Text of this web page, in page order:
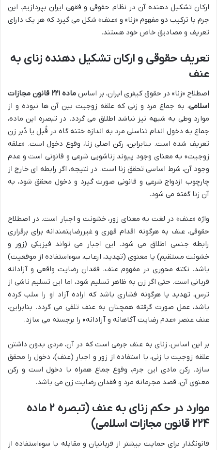
ارکان تشکیل دهنده آن در نظام حقوقی و فقهی ایران بپردازیم. این
جرم با ترکیب دو مفهوم «زنا» و «عنف» شکل می گیرد که هر یک دارای
تعریف و مصادیق خاص خود هستند.
تعریف حقوقی و ارکان تشکیل دهنده زنای به
عنف
اصطلاح «زنا» در حقوق کیفری ایران، بر اساس
ماده ۲۲۱ قانون مجازات
اسلامی، به جماع مرد و زنی که علقه زوجیت بین آن ها نبوده و از
موارد وطی به شبهه نیز نباشد اطلاق می گردد. در تبصره این ماده،
جماع به دخول اندام تناسلی مرد به اندازه ختنه گاه در قُبل یا دُبر زن
تعریف شده است. بنابراین، رکن اصلی زنا، وقوع دخول است. «علقه
زوجیت» به معنای وجود پیوند زناشویی شرعی و قانونی است و عدم
وجود آن، شرط اساسی تحقق زنا است. در نتیجه، اگر رابطه ای خارج از
چارچوب ازدواج شرعی و قانونی صورت گیرد و دخول محقق شود، به
آن زنا گفته می شود.
واژه «عنف» در لغت به معنای زور، خشونت و اجبار است. در اصطلاح
حقوقی، عنف به هرگونه اقدام قهری و غیررضایتمندانه برای برقراری
رابطه جنسی اطلاق می شود. این اجبار می تواند فیزیکی (زور و
خشونت مستقیم) یا معنوی (تهدید، ارعاب، سوءاستفاده از موقعیت)
باشد. نکته محوری در مفهوم عنف، فقدان رضایت واقعی و آزادانه
قربانی است. حتی اگر زن به ظاهر تسلیم شود، اما این تسلیم ناشی از
ترس، تهدید یا هرگونه فشاری باشد که اراده آزاد او را سلب کرده
باشد، عمل صورت گرفته همچنان به عنف تلقی می گردد. بنابراین،
عنف عنصر «عدم رضایت آگاهانه و آزادانه» را برجسته می سازد.
بر این اساس، زنای به عنف جرمی است که در آن، مردی بدون داشتن
علقه زوجیت با زنی، با استفاده از زور و اجبار (عنف)، دخول را محقق
سازد. رکن مادی این جرم، وقوع جماع همراه با دخول است و رکن
معنوی آن، قصد مجرمانه مرد و فقدان رضایت زن می باشد.
موارد در حکم زنای به عنف (تبصره ۲ ماده
۲۲۴ قانون مجازات اسلامی)
قانونگذار برای حمایت بیشتر از قربانیان و مقابله با سوءاستفاده از